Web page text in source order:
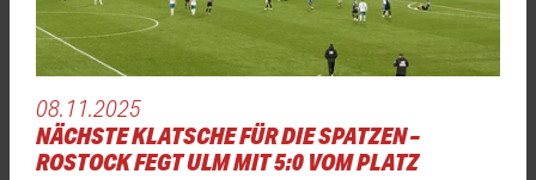
08.11.2025
NÄCHSTE KLATSCHE FÜR DIE SPATZEN –
ROSTOCK FEGT ULM MIT 5:0 VOM PLATZ